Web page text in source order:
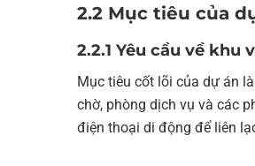
2.2 Mục tiêu của
2.2.1 Yêu cầu về khu
Mục tiêu cốt lõi của dự án
chờ, phòng dịch vụ và các
điện thoại di động để liên